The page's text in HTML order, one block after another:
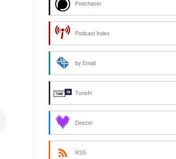
Podchaser
Podcast Index
by Email
TuneIn
Deezer
RSS